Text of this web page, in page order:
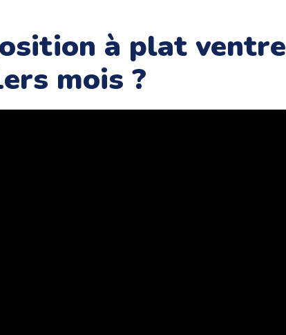
à plat ventre
mois ?